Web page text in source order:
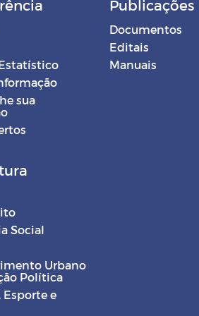
sua
Publicações
Documentos
Editais
Manuais
Social
Urbano
Política
Esporte e